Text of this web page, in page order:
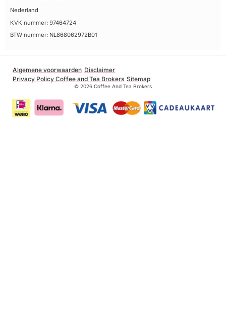
Nederland
KVK nummer: 97464724
BTW nummer: NL868062972B01
Algemene voorwaarden Disclaimer
Privacy Policy Coffee and Tea Brokers Sitemap
© 2026 Coffee And Tea Brokers